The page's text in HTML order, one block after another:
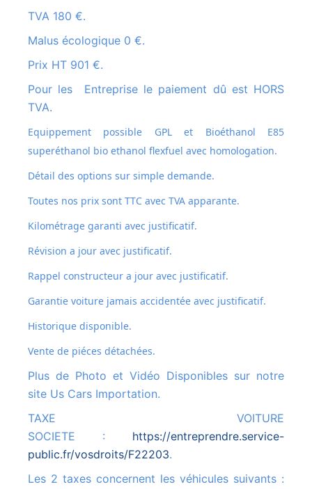
TVA 180 €.
Malus écologique 0 €.
Prix HT 901 €.
Pour les Entreprise le paiement dû est HORS
TVA.
Equippement possible GPL et Bioéthanol E85
superéthanol bio ethanol flexfuel avec homologation.
Détail des options sur simple demande.
Toutes nos prix sont TTC avec TVA apparante.
Kilométrage garanti avec justificatif.
Révision a jour avec justificatif.
Rappel constructeur a jour avec justificatif.
Garantie voiture jamais accidentée avec justificatif.
Historique disponible.
Vente de piéces détachées.
Plus de Photo et Vidéo Disponibles sur notre
site Us Cars Importation.
TAXE VOITURE
SOCIETE : https://entreprendre.service-
public.fr/vosdroits/F22203.
Les 2 taxes concernent les véhicules suivants :